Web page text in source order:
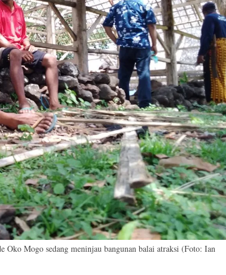
Oko Mogo sedang meninjau bangunan balai atraksi (Foto: Ian